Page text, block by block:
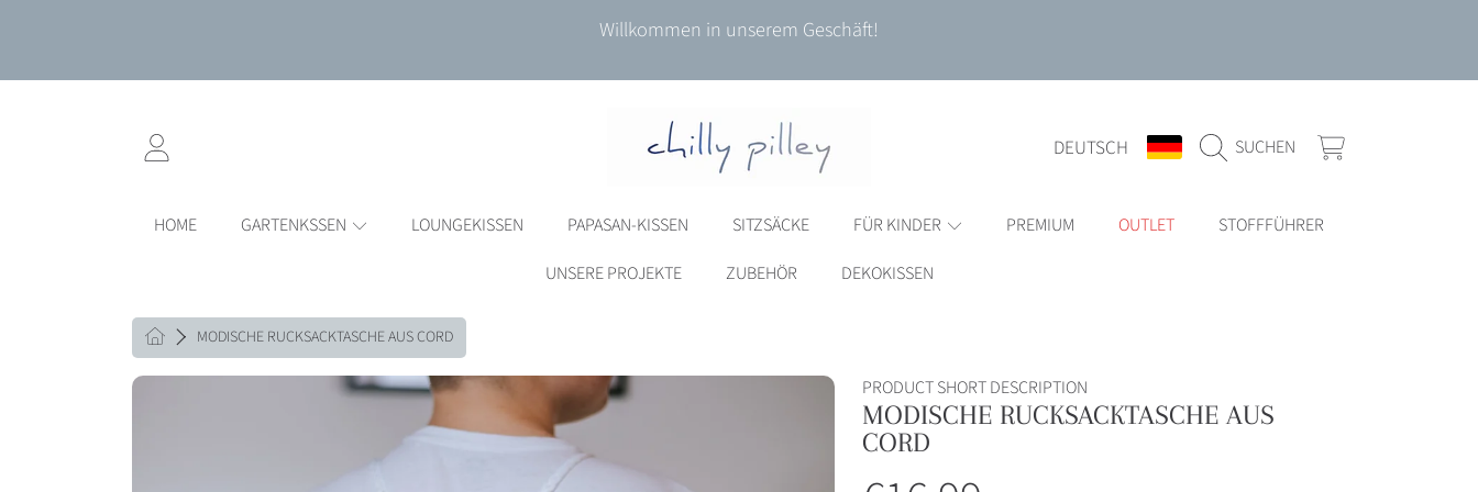
Willkommen in unserem Geschäft!
EINLOGGEN DEUTSCH
LAND/REGION
SUCHENWARENKORB
HOME GARTENKSSEN LOUNGEKISSEN PAPASAN-KISSEN SITZSÄCKE FÜR KINDER PREMIUM OUTLET
STOFFFÜHRER
UNSERE PROJEKTE
ZUBEHÖR DEKOKISSEN
HOMEMODISCHE RUCKSACKTASCHE AUS CORD
DIREKT ZU DEN PRODUKTINFORMATIONEN
PRODUCT SHORT DESCRIPTION
MODISCHE RUCKSACKTASCHE AUS
CORD